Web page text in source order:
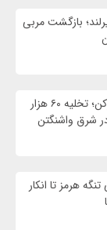
بازگشت مربی
آتش‌سوزی‌های مهیب در اسپوکن؛ تخلیه ۶۰ هزار
شرق واشنگتن
هرمز تا انکار